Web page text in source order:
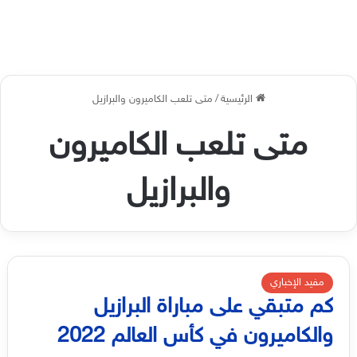
الرئيسية / متى تلعب الكاميرون والبرازيل
متى تلعب الكاميرون
والبرازيل
مفيد الإخباري
كم متبقي على مباراة البرازيل
والكاميرون في كأس العالم 2022